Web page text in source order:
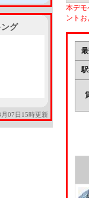
グ
月07日15時更新
本デモ
ント